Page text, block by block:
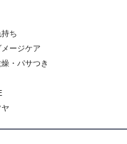
ち
メージケア
・パサつき